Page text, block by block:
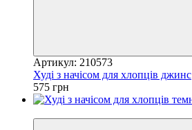
Артикул: 210573
Худі з начісом для хлопців джинс
575 грн